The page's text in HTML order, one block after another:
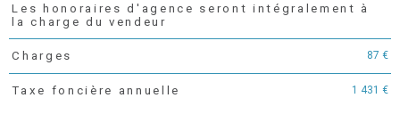
Caractéristiques Valeurs
Les honoraires d'agence seront intégralement à
la charge du vendeur
Charges 87 €
Taxe foncière annuelle 1 431 €